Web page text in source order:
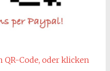
QR-Code, oder klicken